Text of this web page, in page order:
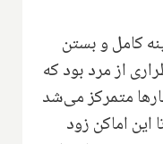
کامل و بستن
از مرد بود که
متمرکز می‌شد
اماکن زود